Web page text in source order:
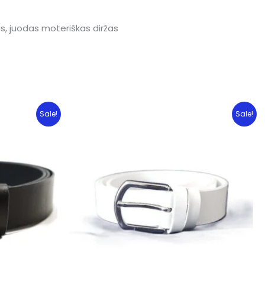
juodas moteriškas diržas
Sale! Sale!